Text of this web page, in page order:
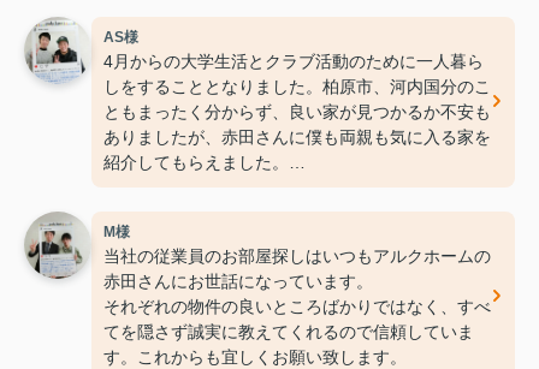
AS様
4月からの大学生活とクラブ活動のために一人暮ら
しをすることとなりました。柏原市、河内国分のこ
ともまったく分からず、良い家が見つかるか不安も
ありましたが、赤田さんに僕も両親も気に入る家を
紹介してもらえました。
最初から最後まで親切にいろいろと教えてもらえて
安心しました。入居した後も困ったことがあれば赤
田さんに相談しようと思います。
M様
当社の従業員のお部屋探しはいつもアルクホームの
赤田さんにお世話になっています。
それぞれの物件の良いところばかりではなく、すべ
てを隠さず誠実に教えてくれるので信頼していま
す。これからも宜しくお願い致します。